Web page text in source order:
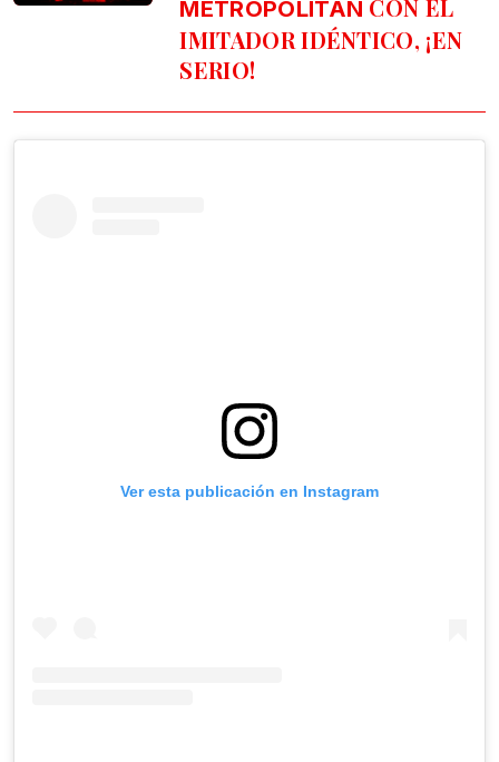
METROPÓLITAN CON EL
IMITADOR IDÉNTICO, ¡EN
SERIO!
Ver esta publicación en Instagram